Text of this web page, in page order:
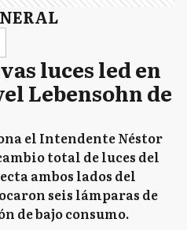
luces led en
Lebensohn de
el Intendente Néstor
total de luces del
ambos lados del
seis lámparas de
de bajo consumo.